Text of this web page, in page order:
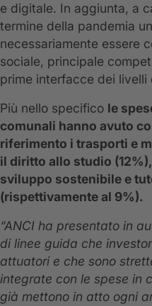
e digitale. In aggiunta, a
termine della pandemia
necessariamente essere
sociale, principale
prime interfacce dei livelli
Più nello specifico le
comunali hanno avuto
riferimento i trasporti e
il diritto allo studio
sviluppo sostenibile e
(rispettivamente al 9%).
“ANCI ha presentato in
di linee guida che
attuatori e che sono
integrate con le spese in
già mettono in atto ogni